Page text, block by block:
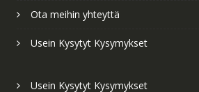
Ota meihin yhteyttä
Usein Kysytyt Kysymykset
Usein Kysytyt Kysymykset